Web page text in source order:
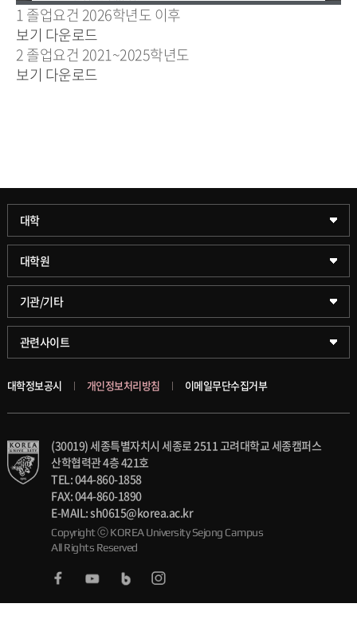
1졸업요건 2026학년도 이후
보기 다운로드
2졸업요건 2021~2025학년도
보기 다운로드
대학
과학기술대학
약학대학
글로벌비즈니스대학
공공정책대학
스마트도시학부
대학원
일반대학원
문화스포츠대학원
창업경영대학원
융합과학대학원
가속기과학과(일반대학원)
기관/기타
학술정보원(도서관)
학술정보팀
국제교류교육원
대학일자리플러스센터
세종학생상담센터
세종창업교육센터
세종창업혁신센터
관련사이트
KUPID
블랙보드
의료원
발전기금
인재양성통합관리시스템(KUSEUM)
교수소개
대학정보공시 개인정보처리방침 이메일무단수집거부
(30019) 세종특별자치시 세종로 2511 고려대학교 세종캠퍼스
산학협력관 4층 421호
TEL: 044-860-1858
FAX: 044-860-1890
E-MAIL: sh0615@korea.ac.kr
Copyright ⓒ KOREA University Sejong Campus
All Rights Reserved